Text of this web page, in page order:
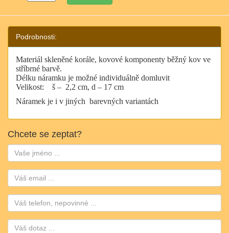
Podrobnosti:
Materiál skleněné korále, kovové komponenty běžný kov ve
stříbrné barvě.
Délku náramku je možné individuálně domluvit
Velikost:
š – 2,2 cm, d – 17 cm
Náramek je i v jiných barevných variantách
Chcete se zeptat?
Jméno:
Email:
Telefon: